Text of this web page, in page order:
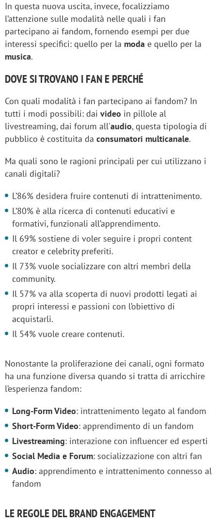
In questa nuova uscita, invece, focalizziamo
l’attenzione sulle modalità nelle quali i fan
partecipano ai fandom, fornendo esempi per due
interessi specifici: quello per la moda e quello per la
musica.
DOVE SI TROVANO I FAN E PERCHÉ
Con quali modalità i fan partecipano ai fandom? In
tutti i modi possibili: dai video in pillole al
livestreaming, dai forum all'audio, questa tipologia di
pubblico è costituita da consumatori multicanale.
Ma quali sono le ragioni principali per cui utilizzano i
canali digitali?
L’86% desidera fruire contenuti di intrattenimento.
L’80% è alla ricerca di contenuti educativi e
formativi, funzionali all’apprendimento.
Il 69% sostiene di voler seguire i propri content
creator e celebrity preferiti.
Il 73% vuole socializzare con altri membri della
community.
Il 57% va alla scoperta di nuovi prodotti legati ai
propri interessi e passioni con l’obiettivo di
acquistarli.
Il 54% vuole creare contenuti.
Nonostante la proliferazione dei canali, ogni formato
ha una funzione diversa quando si tratta di arricchire
l’esperienza fandom:
Long-Form Video: intrattenimento legato al fandom
Short-Form Video: apprendimento di un fandom
Livestreaming: interazione con influencer ed esperti
Social Media e Forum: socializzazione con altri fan
Audio: apprendimento e intrattenimento connesso al
fandom
LE REGOLE DEL BRAND ENGAGEMENT